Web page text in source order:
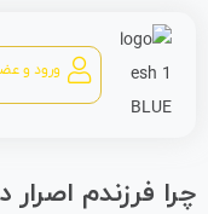
ورود و
فرزندم اصرار